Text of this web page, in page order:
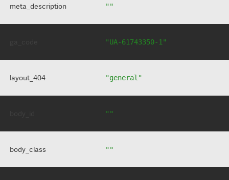
meta_description ""
"UA-61743350-1"
layout_404 "general"
""
body_class ""